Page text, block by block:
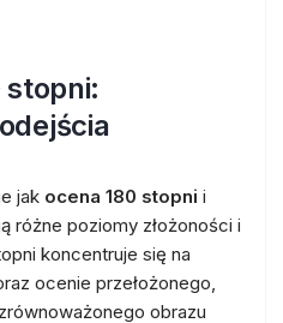
stopni:
jak ocena 180 stopni i
różne poziomy złożoności i
koncentruje się na
ocenie przełożonego,
obrazu